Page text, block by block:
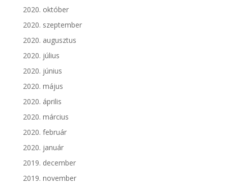
2020. október
2020. szeptember
2020. augusztus
2020. július
2020. június
2020. május
2020. április
2020. március
2020. február
2020. január
2019. december
2019. november